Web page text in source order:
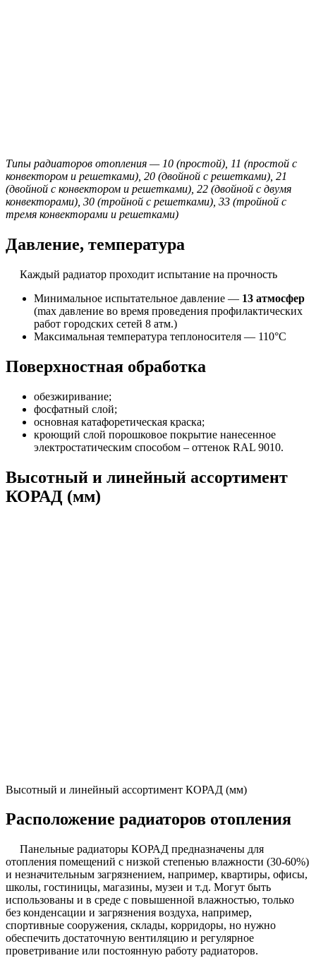
Типы радиаторов отопления — 10 (простой), 11 (простой с
конвектором и решетками), 20 (двойной с решетками), 21
(двойной с конвектором и решетками), 22 (двойной с двумя
конвекторами), 30 (тройной с решетками), 33 (тройной с
тремя конвекторами и решетками)
Давление, температура
Каждый радиатор проходит испытание на прочность
Минимальное испытательное давление — 13 атмосфер
(max давление во время проведения профилактических
работ городских сетей 8 атм.)
Максимальная температура теплоносителя — 110°C
Поверхностная обработка
обезжиривание;
фосфатный слой;
основная катафоретическая краска;
кроющий слой порошковое покрытие нанесенное
электростатическим способом – оттенок RAL 9010.
Высотный и линейный ассортимент
КОРАД (мм)
Высотный и линейный ассортимент КОРАД (мм)
Расположение радиаторов отопления
Панельные радиаторы КОРАД предназначены для
отопления помещений с низкой степенью влажности (30-60%)
и незначительным загрязнением, например, квартиры, офисы,
школы, гостиницы, магазины, музеи и т.д. Могут быть
использованы и в среде с повышенной влажностью, только
без конденсации и загрязнения воздуха, например,
спортивные сооружения, склады, корридоры, но нужно
обеспечить достаточную вентиляцию и регулярное
проветривание или постоянную работу радиаторов.